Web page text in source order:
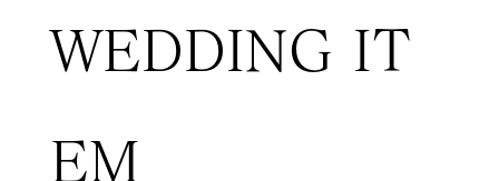
WEDDING IT
EM